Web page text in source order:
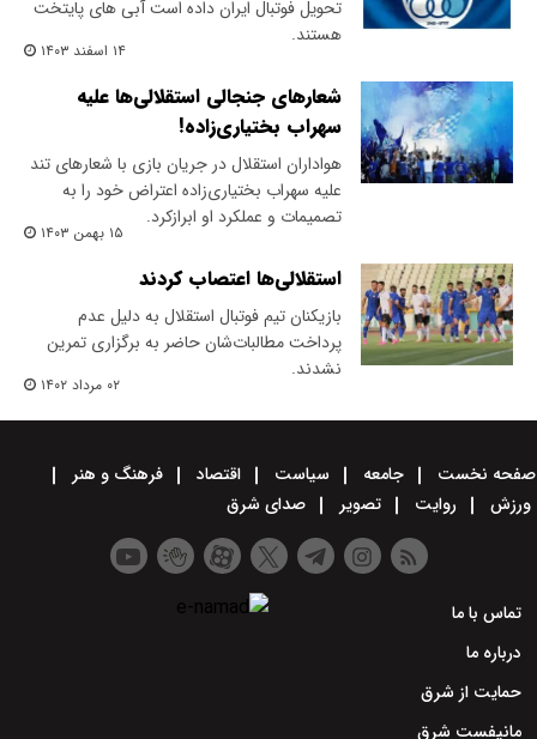
تحویل فوتبال ایران داده است آبی های پایتخت
هستند.
۱۴ اسفند ۱۴۰۳
شعارهای جنجالی استقلالی‌ها علیه
سهراب بختیاری‌زاده!
هواداران استقلال در جریان بازی با شعارهای تند
علیه سهراب بختیاری‌زاده اعتراض خود را به
تصمیمات و عملکرد او ابرازکرد.
۱۵ بهمن ۱۴۰۳
استقلالی‌ها اعتصاب کردند
بازیکنان تیم فوتبال استقلال به دلیل عدم
پرداخت مطالبات‌شان حاضر به برگزاری تمرین
نشدند.
۰۲ مرداد ۱۴۰۲
صفحه نخست جامعه سیاست اقتصاد
فرهنگ و هنر
ورزش
روایت تصویر صدای شرق
تماس با ما
درباره ما
حمایت از شرق
مانیفست شرق